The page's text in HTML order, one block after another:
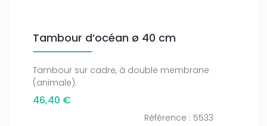
Tambour d’océan ø 40 cm
Tambour sur cadre, à double membrane
(animale).
46,40 €
Référence : 5533